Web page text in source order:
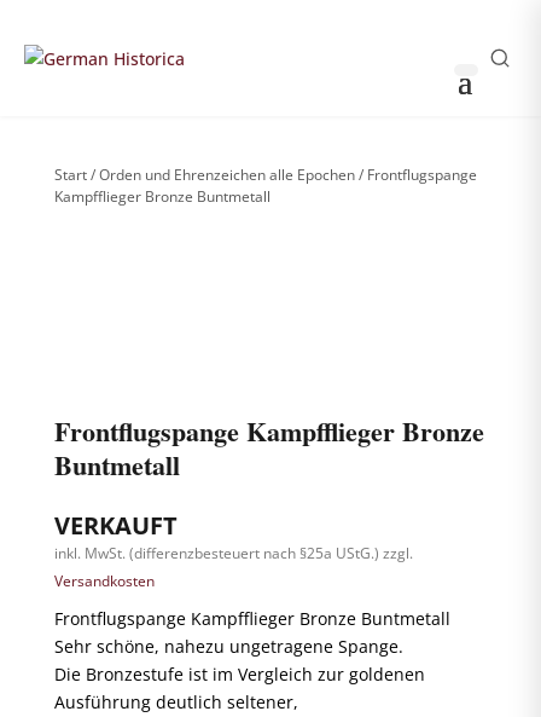
Historica
Start/Orden und Ehrenzeichen alle Epochen/ Frontflugspange
Kampfflieger Bronze Buntmetall
Frontflugspange Kampfflieger Bronze
Buntmetall
VERKAUFT
inkl. MwSt. (differenzbesteuert nach §25a UStG.) zzgl.
Versandkosten
Frontflugspange Kampfflieger Bronze Buntmetall
Sehr schöne, nahezu ungetragene Spange.
Die Bronzestufe ist im Vergleich zur goldenen
Ausführung deutlich seltener,